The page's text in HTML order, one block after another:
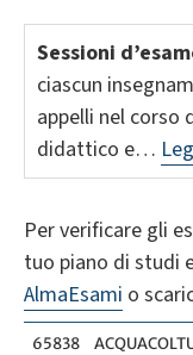
Sessioni
ciascun
appelli nel corso
didattico e…
Per verificare gli
tuo piano di studi
AlmaEsami o
65838